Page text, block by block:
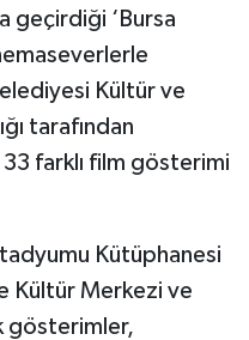
geçirdiği ‘Bursa
Kültür ve
tarafından
farklı film gösterimi
Kütüphanesi
Kültür Merkezi ve
gösterimler,